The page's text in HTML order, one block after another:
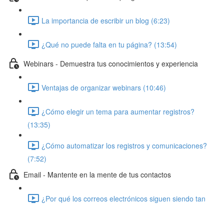
La importancia de escribir un blog (6:23)
¿Qué no puede falta en tu página? (13:54)
Webinars - Demuestra tus conocimientos y experiencia
Ventajas de organizar webinars (10:46)
¿Cómo elegir un tema para aumentar registros?
(13:35)
¿Cómo automatizar los registros y comunicaciones?
(7:52)
Email - Mantente en la mente de tus contactos
¿Por qué los correos electrónicos siguen siendo tan